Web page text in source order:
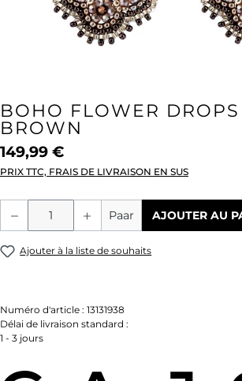
BOHO FLOWER DROPS
BROWN
149,99 €
PRIX TTC, FRAIS DE LIVRAISON EN SUS
Quantité de produit :
Paar AJOUTER AU
Ajouter à la liste de souhaits
Numéro d'article : 13131938
Délai de livraison standard :
1 - 3 jours